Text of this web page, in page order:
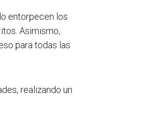
entorpecen los
Asimismo,
para todas las
rea­lizando un